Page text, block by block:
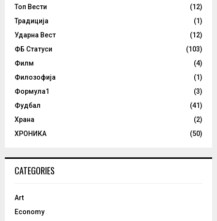
Топ Вести
(12)
Традиција
(1)
Ударна Вест
(12)
ФБ Статуси
(103)
Филм
(4)
Филозофија
(1)
Формула1
(3)
Фудбал
(41)
Храна
(2)
ХРОНИКА
(50)
CATEGORIES
Art
Economy